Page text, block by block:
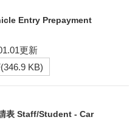
Entry Prepayment
更新
KB)
表 Staff/Student - Car